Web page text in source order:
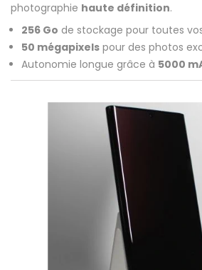
photographie haute définition.
256 Go de stockage pour toutes
50 mégapixels pour des photos
Autonomie longue grâce à 5000